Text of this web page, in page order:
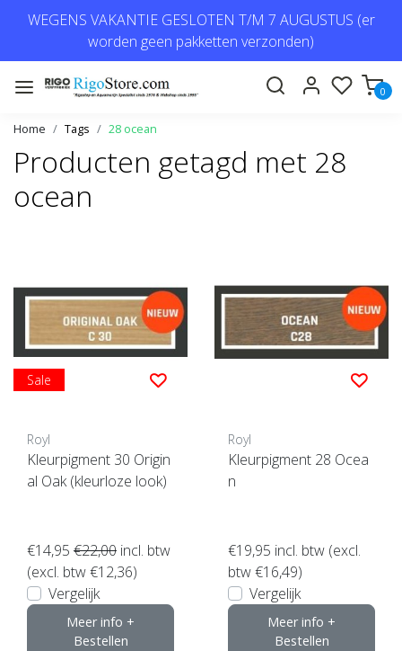
WEGENS VAKANTIE GESLOTEN T/M 7 AUGUSTUS (er
worden geen pakketten verzonden)
0
Home Tags 28 ocean
Producten getagd met 28
ocean
Sale
Royl
Kleurpigment 30 Origin
al Oak (kleurloze look)
€14,95 €22,00 incl. btw
(excl. btw €12,36)
Vergelijk
Meer info +
Bestellen
Royl
Kleurpigment 28 Ocea
n
€19,95 incl. btw (excl.
btw €16,49)
Vergelijk
Meer info +
Bestellen